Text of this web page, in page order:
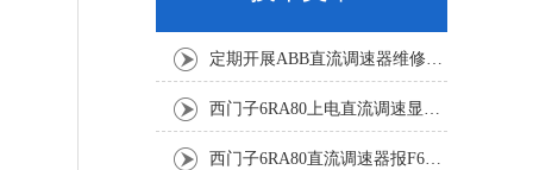
定期开展ABB直流调速器维修与故障修复降低工业生产的故障风险
西门子6RA80上电直流调速显示F60068修复解决
西门子6RA80直流调速器报F60161修复方法有